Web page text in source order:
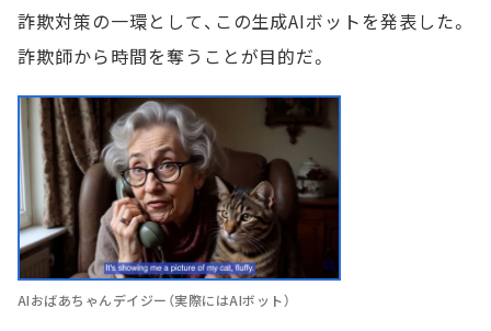
詐欺対策の一環として、この生成AIボットを発表した。
詐欺師から時間を奪うことが目的だ。
AIおばあちゃんデイジー（実際にはAIボット）